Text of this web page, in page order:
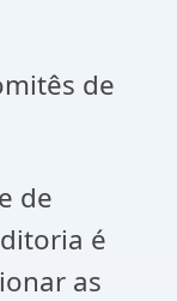
de
de
é
as